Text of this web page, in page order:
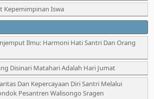
Kepemimpinan Iswa
Ilmu: Harmoni Hati Santri Dan Orang
Disinari Matahari Adalah Hari Jumat
Dan Kepercayaan Diri Santri Melalui
Pesantren Walisongo Sragen